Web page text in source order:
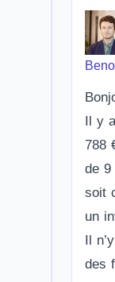
Il y
788
de 9
soit
un
Il
des